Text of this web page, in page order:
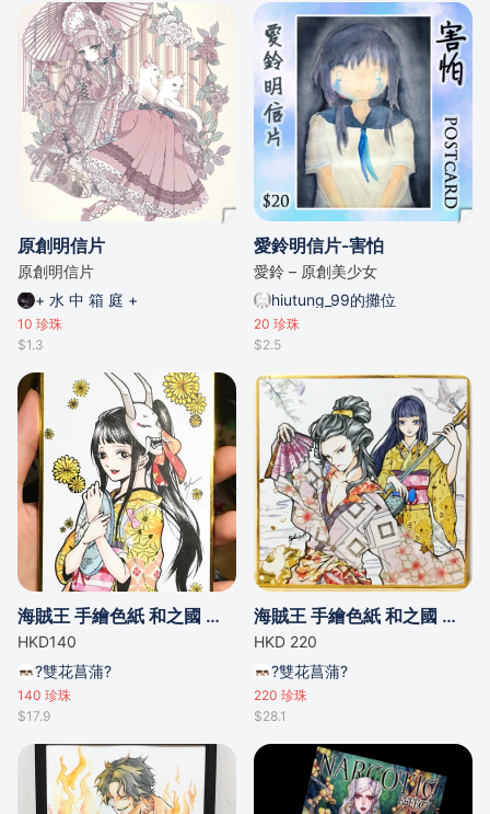
原創明信片
原創明信片
+ 水 中 箱 庭 +
10 珍珠
$1.3
愛鈴明信片-害怕
愛鈴 – 原創美少女
hiutung_99的攤位
20 珍珠
$2.5
海賊王 手繪色紙 和之國 小菊
HKD140
?雙花菖蒲?
140 珍珠
$17.9
海賊王 手繪色紙 和之國 以藏 小菊
HKD 220
?雙花菖蒲?
220 珍珠
$28.1